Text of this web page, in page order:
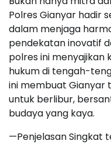
Polres Gianyar hadir
dalam menjaga
pendekatan inovatif
polres ini menyajikan
hukum di tengah-
ini membuat
untuk berlibur,
budaya yang kaya.
—Penjelasan Singkat